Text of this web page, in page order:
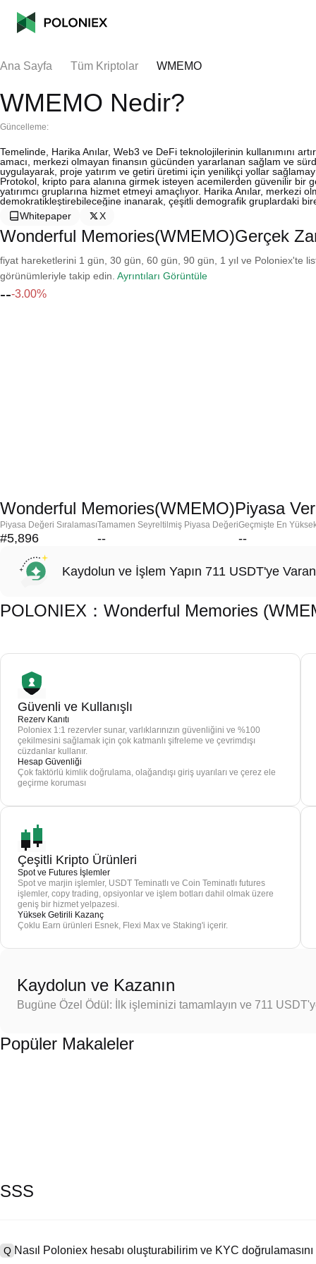
Ana Sayfa Tüm Kriptolar WMEMO
WMEMO Nedir?
Güncelleme:
Temelinde, Harika Anılar, Web3 ve DeFi teknolojilerinin kullanımını
amacı, merkezi olmayan finansın gücünden yararlanan sağlam ve
uygulayarak, proje yatırım ve getiri üretimi için yenilikçi yollar
Protokol, kripto para alanına girmek isteyen acemilerden güvenilir bir
yatırımcı gruplarına hizmet etmeyi amaçlıyor. Harika Anılar, merkezi
demokratikleştirebileceğine inanarak, çeşitli demografik gruplardaki
Whitepaper
X
Wonderful Memories(WMEMO)Gerçek
fiyat hareketlerini 1 gün, 30 gün, 60 gün, 90 gün, 1 yıl ve Poloniex'te
görünümleriyle takip edin. Ayrıntıları Görüntüle
---3.00%
Wonderful Memories(WMEMO)Piyasa
Piyasa Değeri Sıralaması
#5,896
Tamamen Seyreltilmiş Piyasa Değeri
--
Geçmişte En
--
Kaydolun ve İşlem Yapın 711 USDT'ye
POLONIEX：Wonderful Memories
Güvenli ve Kullanışlı
Rezerv Kanıtı
Poloniex 1:1 rezervler sunar, varlıklarınızın güvenliğini ve %100
çekilmesini sağlamak için çok katmanlı şifreleme ve çevrimdışı
cüzdanlar kullanır.
Hesap Güvenliği
Çok faktörlü kimlik doğrulama, olağandışı giriş uyarıları ve çerez ele
geçirme koruması
Çeşitli Kripto Ürünleri
Spot ve Futures İşlemler
Spot ve marjin işlemler, USDT Teminatlı ve Coin Teminatlı futures
işlemler, copy trading, opsiyonlar ve işlem botları dahil olmak üzere
geniş bir hizmet yelpazesi.
Yüksek Getirili Kazanç
Çoklu Earn ürünleri Esnek, Flexi Max ve Staking'i içerir.
Kaydolun ve Kazanın
Bugüne Özel Ödül: İlk işleminizi tamamlayın ve 711
Popüler Makaleler
SSS
Q Nasıl Poloniex hesabı oluşturabilirim ve KYC